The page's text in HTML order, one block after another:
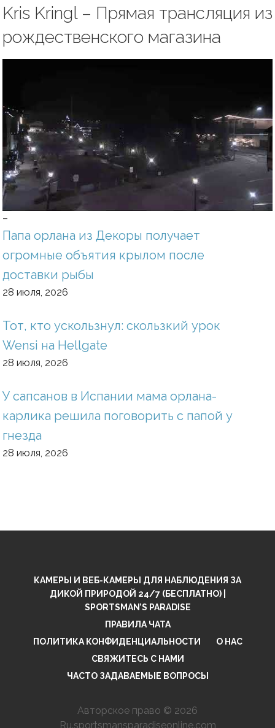
Kris Kringl – Прямая трансляция из
рождественского магазина
–
Папа орлана из Декоры получает
огромные объятия крылом после
доставки рыбы
28 июля, 2026
Тот, кто ускользнул: скользкий урок
Wensi на Hellgate
28 июля, 2026
У сапсанов в Испании мама орлана-
карлика решила поговорить с папой у
гнезда
28 июля, 2026
КАМЕРЫ И ВЕБ-КАМЕРЫ ДЛЯ НАБЛЮДЕНИЯ ЗА
ДИКОЙ ПРИРОДОЙ 24/7 (БЕСПЛАТНО) |
SPORTSMAN’S PARADISE
ПРАВИЛА ЧАТА
ПОЛИТИКА КОНФИДЕНЦИАЛЬНОСТИ
О НАС
СВЯЖИТЕСЬ С НАМИ
ЧАСТО ЗАДАВАЕМЫЕ ВОПРОСЫ
Авторское право © 2026
Ru.sportsmansparadiseonline.com